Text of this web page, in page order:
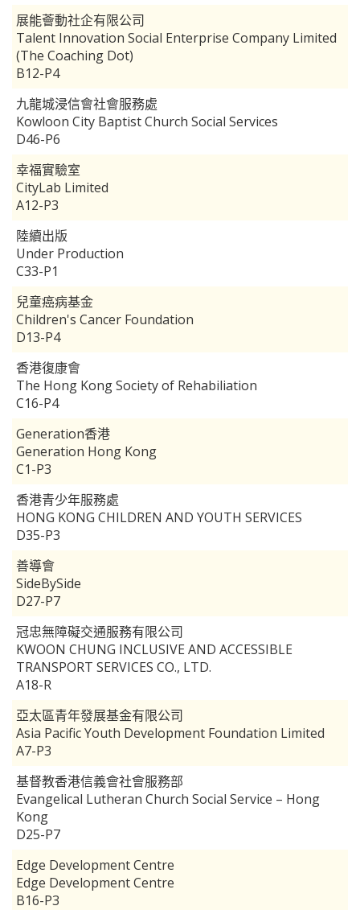
展能薈動社企有限公司
Talent Innovation Social Enterprise Company Limited
(The Coaching Dot)
B12-P4
九龍城浸信會社會服務處
Kowloon City Baptist Church Social Services
D46-P6
幸福實驗室
CityLab Limited
A12-P3
陸續出版
Under Production
C33-P1
兒童癌病基金
Children's Cancer Foundation
D13-P4
香港復康會
The Hong Kong Society of Rehabiliation
C16-P4
Generation香港
Generation Hong Kong
C1-P3
香港青少年服務處
HONG KONG CHILDREN AND YOUTH SERVICES
D35-P3
善導會
SideBySide
D27-P7
冠忠無障礙交通服務有限公司
KWOON CHUNG INCLUSIVE AND ACCESSIBLE
TRANSPORT SERVICES CO., LTD.
A18-R
亞太區青年發展基金有限公司
Asia Pacific Youth Development Foundation Limited
A7-P3
基督教香港信義會社會服務部
Evangelical Lutheran Church Social Service – Hong
Kong
D25-P7
Edge Development Centre
Edge Development Centre
B16-P3